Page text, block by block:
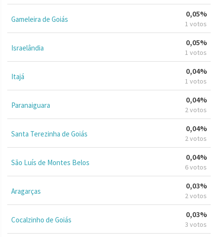
Gameleira de Goiás
0,05%
1 votos
Israelândia
0,05%
1 votos
Itajá
0,04%
1 votos
Paranaiguara
0,04%
2 votos
Santa Terezinha de Goiás
0,04%
2 votos
São Luís de Montes Belos
0,04%
6 votos
Aragarças
0,03%
2 votos
Cocalzinho de Goiás
0,03%
3 votos